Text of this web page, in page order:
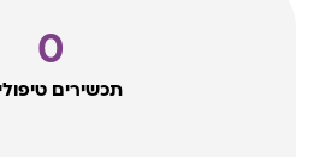
תכשירים טיפוליים
0